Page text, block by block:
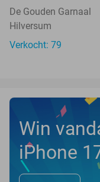
De Gouden Garnaal
Hilversum
Verkocht: 79
Win
iPhone